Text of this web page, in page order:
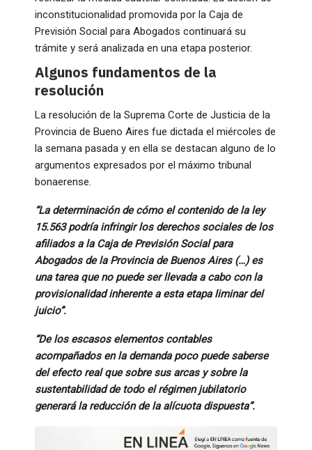
inconstitucionalidad promovida por la Caja de
Previsión Social para Abogados continuará su
trámite y será analizada en una etapa posterior.
Algunos fundamentos de la
resolución
La resolución de la Suprema Corte de Justicia de la
Provincia de Bueno Aires fue dictada el miércoles de
la semana pasada y en ella se destacan alguno de lo
argumentos expresados por el máximo tribunal
bonaerense.
“La determinación de cómo el contenido de la ley
15.563 podría infringir los derechos sociales de los
afiliados a la Caja de Previsión Social para
Abogados de la Provincia de Buenos Aires (…) es
una tarea que no puede ser llevada a cabo con la
provisionalidad inherente a esta etapa liminar del
juicio”.
“De los escasos elementos contables
acompañados en la demanda poco puede saberse
del efecto real que sobre sus arcas y sobre la
sustentabilidad de todo el régimen jubilatorio
generará la reducción de la alícuota dispuesta”.